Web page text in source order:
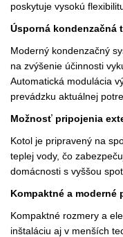
poskytuje vysokú
Úsporná kondenzačná
Moderný kondenzačný
na zvýšenie účinnosti
Automatická modulácia
prevádzku aktuálnej
Možnosť pripojenia
Kotol je pripravený na
teplej vody, čo
domácnosti s vyššou
Kompaktné a moderné
Kompaktné rozmery a
inštaláciu aj v menších